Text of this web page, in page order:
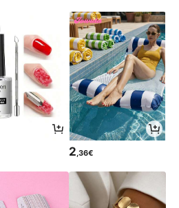
2,36€